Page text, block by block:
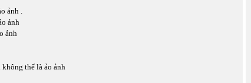
ảnh .
ảnh
ảnh
thể là ảo ảnh